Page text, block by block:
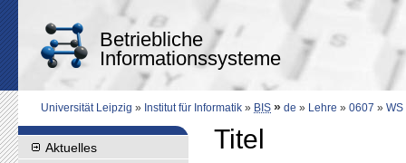
Betriebliche
Informationssysteme
Universität Leipzig » Institut für Informatik » BIS » de » Lehre » 0607 » WS
Titel
Aktuelles